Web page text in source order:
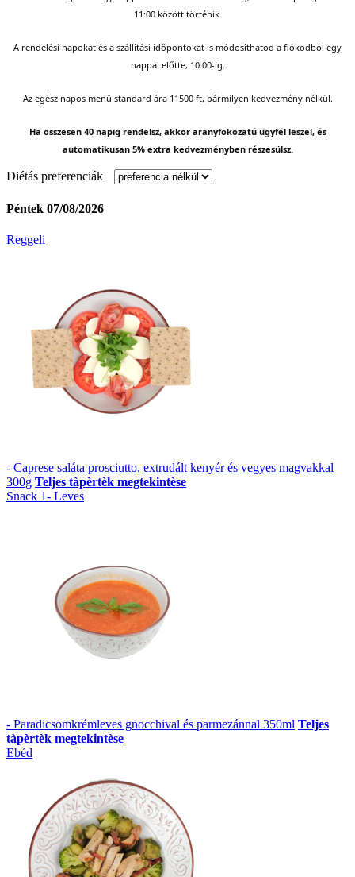
11:00 között történik.
A rendelési napokat és a szállítási időpontokat is módosíthatod a fiókodból egy
nappal előtte, 10:00-ig.
Az egész napos menü standard ára 11500 ft, bármilyen kedvezmény nélkül.
Ha összesen 40 napig rendelsz, akkor aranyfokozatú ügyfél leszel, és
automatikusan 5% extra kedvezményben részesülsz.
Diétás preferenciák
Péntek 07/08/2026
Reggeli
- Caprese saláta prosciutto, extrudált kenyér és vegyes magvakkal
300g Teljes tàpèrtèk megtekintèse
Snack 1- Leves
- Paradicsomkrémleves gnocchival és parmezánnal 350ml Teljes
tàpèrtèk megtekintèse
Ebéd